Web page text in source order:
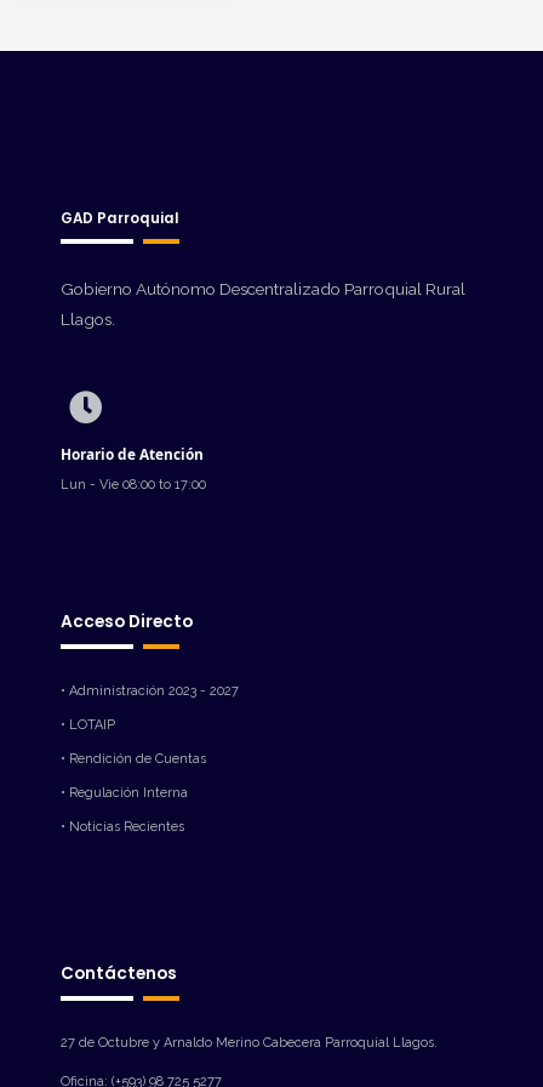
GAD Parroquial
Gobierno Autónomo Descentralizado Parroquial Rural
Llagos.
Horario de Atención
Lun - Vie 08:00 to 17:00
Acceso Directo
• Administración 2023 - 2027
• LOTAIP
• Rendición de Cuentas
• Regulación Interna
• Noticias Recientes
Contáctenos
27 de Octubre y Arnaldo Merino Cabecera Parroquial Llagos.
Oficina: (+593) 98 725 5277